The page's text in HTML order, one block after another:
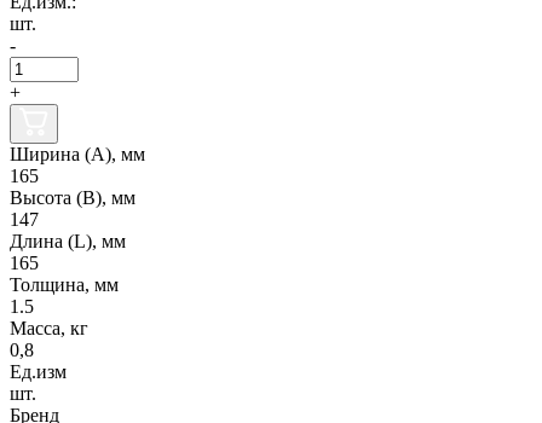
шт.
-
+
Ширина (А), мм
165
Высота (В), мм
147
Длина (L), мм
165
Толщина, мм
1.5
Масса, кг
0,8
Ед.изм
шт.
Бренд